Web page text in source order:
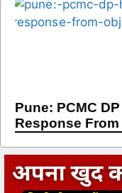
Pune: PCMC
Response